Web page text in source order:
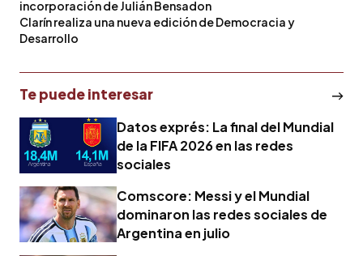
incorporación de Julián Bensadon
Clarín realiza una nueva edición de Democracia y
Desarrollo
Te puede interesar
Datos exprés: La final del Mundial
de la FIFA 2026 en las redes
sociales
Comscore: Messi y el Mundial
dominaron las redes sociales de
Argentina en julio